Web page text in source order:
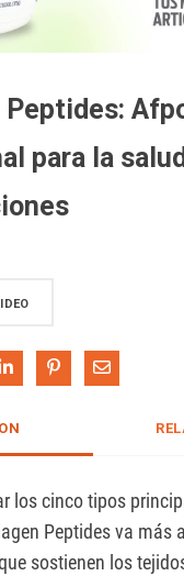
Peptides:
para la
on X
Share on LinkedIn
Pin on Pinterest
Share via
los cinco tipos
Peptides va más
sostienen los